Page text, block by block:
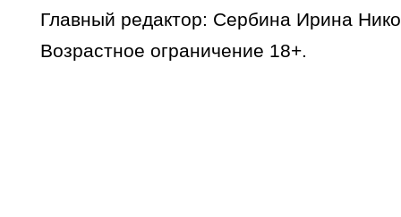
Главный редактор: Сербина Ирина
Возрастное ограничение 18+.